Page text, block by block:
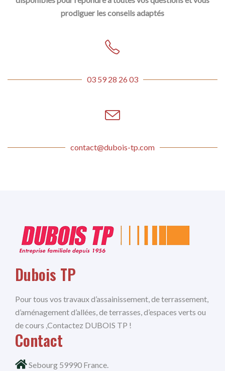
prodiguer les conseils adaptés
03 59 28 26 03
contact@dubois-tp.com
Dubois TP
Pour tous vos travaux d’assainissement, de terrassement,
d’aménagement d’allées, de terrasses, d’espaces verts ou
de cours ,Contactez DUBOIS TP !
Contact
Sebourg 59990 France.